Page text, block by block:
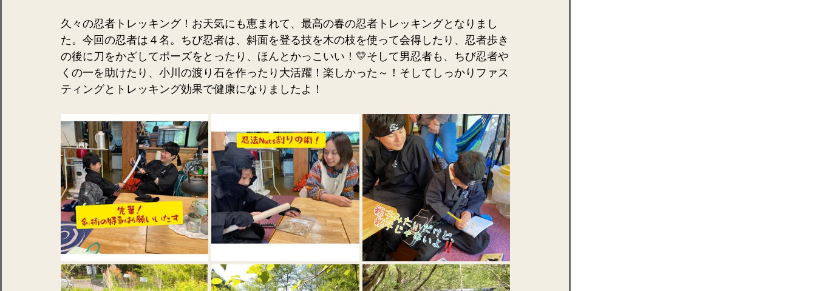
久々の忍者トレッキング！お天気にも恵まれて、最高の春の忍者トレッキングとなりまし
た。今回の忍者は４名。ちび忍者は、斜面を登る技を木の枝を使って会得したり、忍者歩き
の後に刀をかざしてポーズをとったり、ほんとかっこいい！💛そして男忍者も、ちび忍者や
くの一を助けたり、小川の渡り石を作ったり大活躍！楽しかった～！そしてしっかりファス
ティングとトレッキング効果で健康になりましたよ！